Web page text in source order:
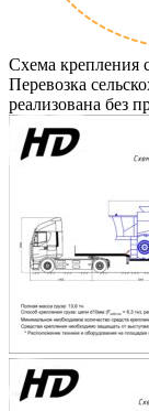
Схема крепления
Перевозка
реализована без